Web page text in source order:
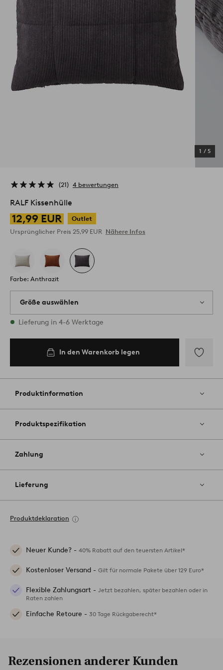
1 / 5
21 4 bewertungen
RALF Kissenhülle
12,99 EUR
Outlet
Ursprünglicher Preis 25,99 EUR Nähere Infos
Farbe: Anthrazit
Größe auswählen
1 Größen vorrätig
Lieferung in 4-6 Werktage
In den
In den Warenkorb legen
Favoriten
Produktinformation
Produktspezifikation
Zahlung
Lieferung
Produktdeklaration
Neuer Kunde? - 40% Rabatt auf den teuersten Artikel*
Kostenloser Versand - Gilt für normale Pakete über 129 Euro*
Flexible Zahlungsart - Jetzt bezahlen, später bezahlen oder in
Raten zahlen
Einfache Retoure - 30 Tage Rückgaberecht*
Rezensionen anderer Kunden